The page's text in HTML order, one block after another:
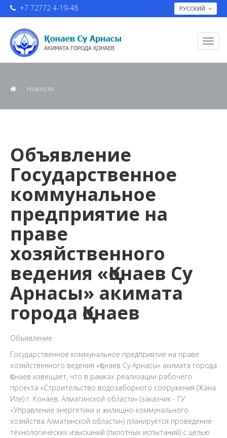
РУССКИЙ
+7 72772 4-19-48
Новости
Объявление
Государственное
коммунальное
предприятие на
праве
хозяйственного
ведения «Қонаев Су
Арнасы» акимата
города Қонаев
Объявление
Государственное коммунальное предприятие на праве
хозяйственного ведения «Қонаев Су Арнасы» акимата города
Қонаев извещает, что в рамках реализации рабочего
проекта «Строительство водозаборного сооружения (Жана
Иле) г. Конаев, Алматинской области» (заказчик - ГУ
«Управление энергетики и жилищно-коммунального
хозяйства Алматинской области») планируется проведение
технологических изысканий (пилотных испытаний) с целью